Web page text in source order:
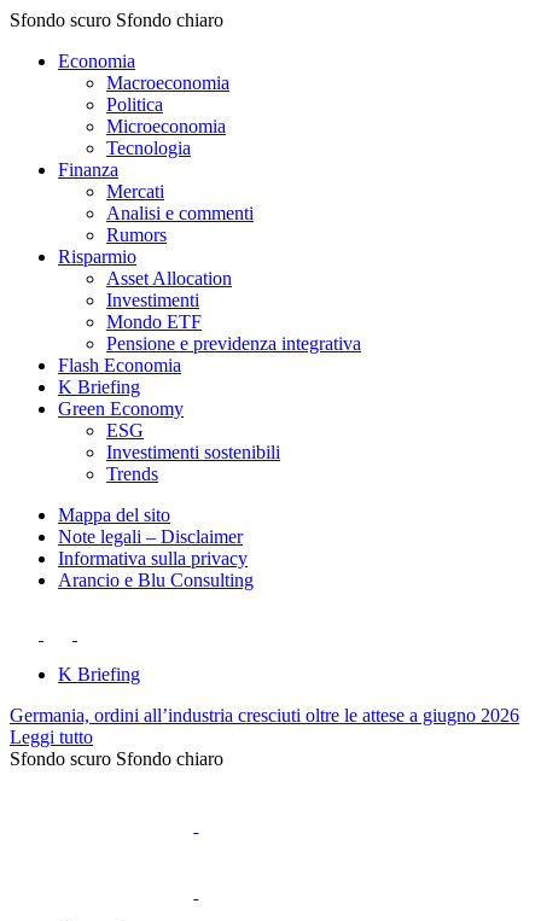
Sfondo scuro Sfondo chiaro
Economia
Macroeconomia
Politica
Microeconomia
Tecnologia
Finanza
Mercati
Analisi e commenti
Rumors
Risparmio
Asset Allocation
Investimenti
Mondo ETF
Pensione e previdenza integrativa
Flash Economia
K Briefing
Green Economy
ESG
Investimenti sostenibili
Trends
Mappa del sito
Note legali – Disclaimer
Informativa sulla privacy
Arancio e Blu Consulting
K Briefing
Germania, ordini all’industria cresciuti oltre le attese a giugno 2026
Leggi tutto
Sfondo scuro Sfondo chiaro